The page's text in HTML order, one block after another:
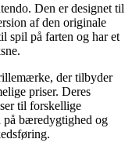
Den er designet til
af den originale
spil på farten og har et
der tilbyder
priser. Deres
til forskellige
på bæredygtighed og